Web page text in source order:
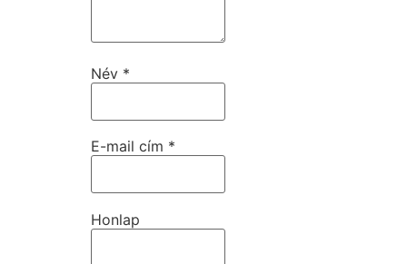
Név *
E-mail cím *
Honlap